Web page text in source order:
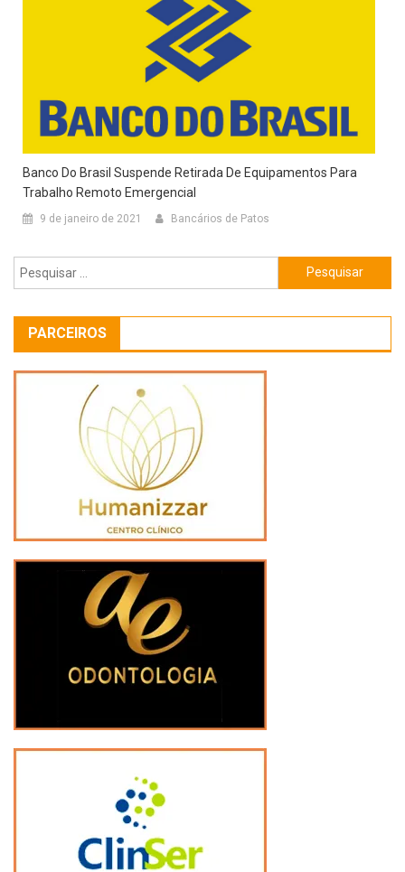
Banco Do Brasil Suspende Retirada De Equipamentos Para
Trabalho Remoto Emergencial
9 de janeiro de 2021 Bancários de Patos
Pesquisar
por:
PARCEIROS